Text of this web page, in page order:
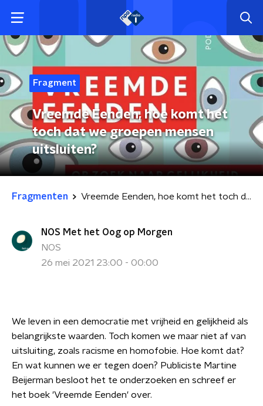
Fragment
Vreemde Eenden, hoe komt het
toch dat we groepen mensen
uitsluiten?
Fragmenten Vreemde Eenden, hoe komt het toch dat we groepen mensen uitsluiten?
NOS Met het Oog op Morgen
NOS
26 mei 2021 23:00 - 00:00
We leven in een democratie met vrijheid en gelijkheid als
belangrijkste waarden. Toch komen we maar niet af van
uitsluiting, zoals racisme en homofobie. Hoe komt dat?
En wat kunnen we er tegen doen? Publiciste Martine
Beijerman besloot het te onderzoeken en schreef er
het boek 'Vreemde Eenden' over.